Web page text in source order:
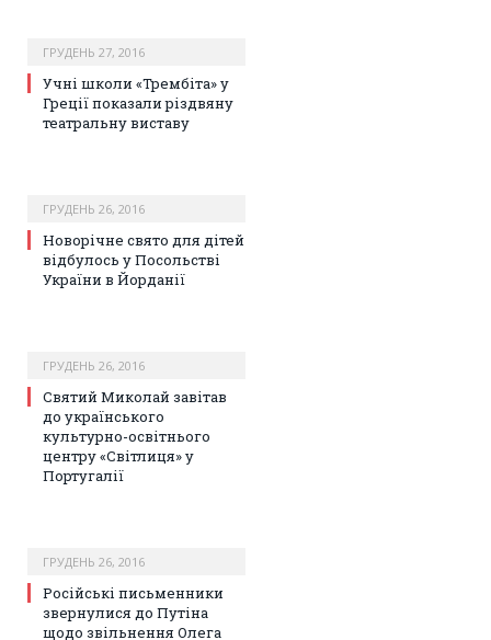
ГРУДЕНЬ 27, 2016
Учні школи «Трембіта» у
Греції показали різдвяну
театральну виставу
ГРУДЕНЬ 26, 2016
Новорічне свято для дітей
відбулось у Посольстві
України в Йорданії
ГРУДЕНЬ 26, 2016
Святий Миколай завітав
до українського
культурно-освітнього
центру «Світлиця» у
Португалії
ГРУДЕНЬ 26, 2016
Російські письменники
звернулися до Путіна
щодо звільнення Олега